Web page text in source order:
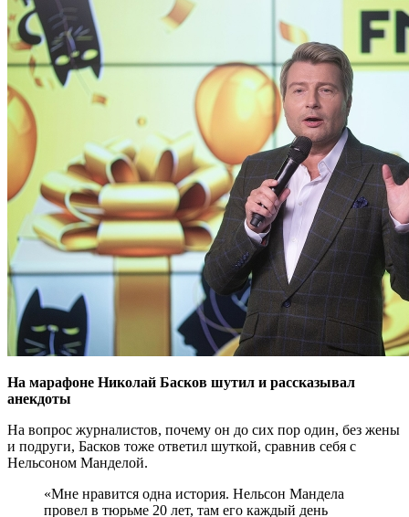
На марафоне Николай Басков шутил и рассказывал
анекдоты
На вопрос журналистов, почему он до сих пор один, без жены
и подруги, Басков тоже ответил шуткой, сравнив себя с
Нельсоном Манделой.
«Мне нравится одна история. Нельсон Мандела
провел в тюрьме 20 лет, там его каждый день